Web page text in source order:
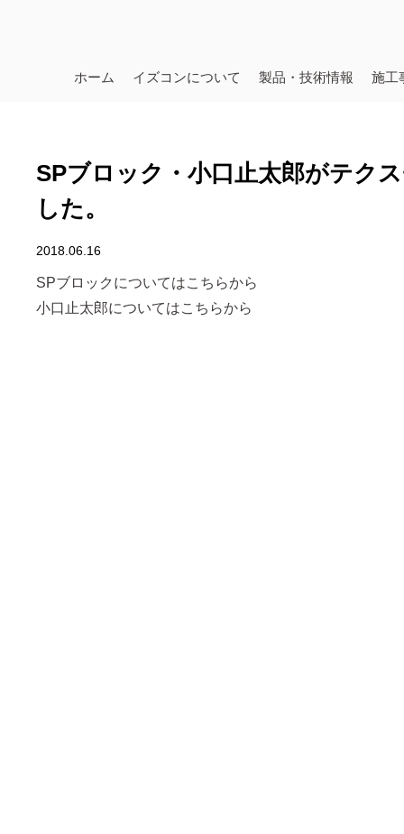
ホーム イズコンについて 製品・技術情報 施工
SPブロック・小口止太郎がテク
した。
2018.06.16
SPブロックについてはこちらから
小口止太郎についてはこちらから